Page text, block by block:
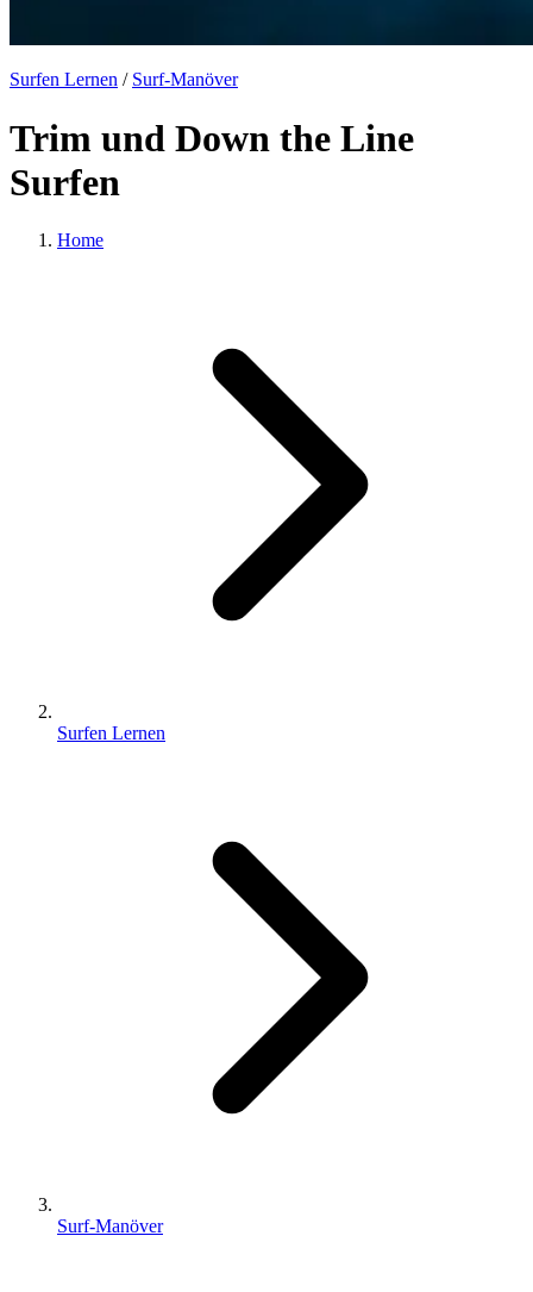
Surfen Lernen / Surf-Manöver
Trim und Down the Line
Surfen
Home
Surfen Lernen
Surf-Manöver